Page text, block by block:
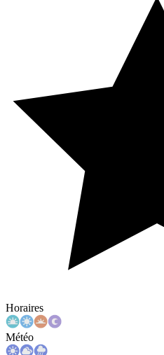
Horaires
Météo